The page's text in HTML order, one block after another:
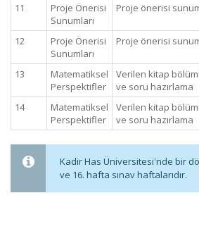
11
Proje Önerisi
Sunumları
Proje önerisi
12
Proje Önerisi
Sunumları
Proje önerisi
13
Matematiksel
Perspektifler
Verilen kitap
ve soru hazırlama
14
Matematiksel
Perspektifler
Verilen kitap
ve soru hazırlama
Kadir Has Üniversitesi'nde bir
ve 16. hafta sınav haftalarıdır.